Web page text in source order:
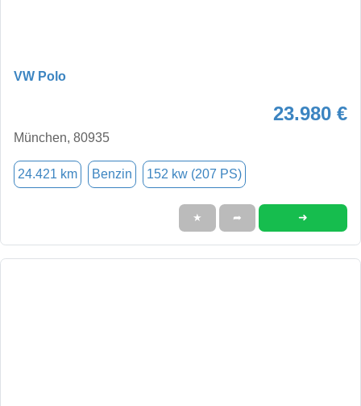
VW Polo
23.980 €
München, 80935
24.421 km Benzin 152 kw (207 PS)
★ ➦ ➜